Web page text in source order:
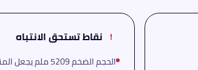
! نقاط تستحق الانتباه
الحجم الضخم 5209 ملم يجعل المناورة في الشوارع الضيقة تحدياً حقيقياً